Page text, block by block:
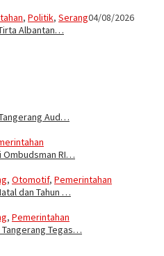
, Politik, Serang04/08/2026
Albantan…
Aud…
Ombudsman RI…
, Otomotif, Pemerintahan
dan Tahun …
, Pemerintahan
Tangerang Tegas…